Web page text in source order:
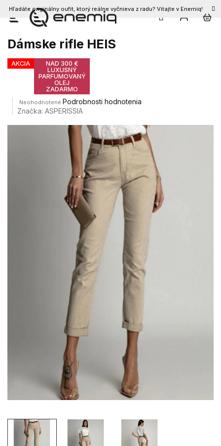
Prejsť
obsah
Hľadáte originálny oufit, ktorý reálne vyčnieva z radu? Vitajte v Enemiq!
Dámske rifle HEIS
AKCIA
NAD 300 €
LUXUSNÝ
PARFUMOVANÝ
OLEJ
ZADARMO
Priemerné
hodnotenie
Neohodnotené Podrobnosti hodnotenia
Značka:ASPERISSIA